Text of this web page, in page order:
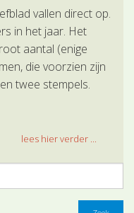
vallen direct op.
in het jaar. Het
aantal (enige
die voorzien zijn
twee stempels.
lees hier verder ...